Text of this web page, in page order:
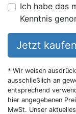
Ich habe das
Kenntnis
Jetzt kaufen
* Wir weisen
ausschließlich an
entsprechend
hier angegebenen
MwSt. Unser